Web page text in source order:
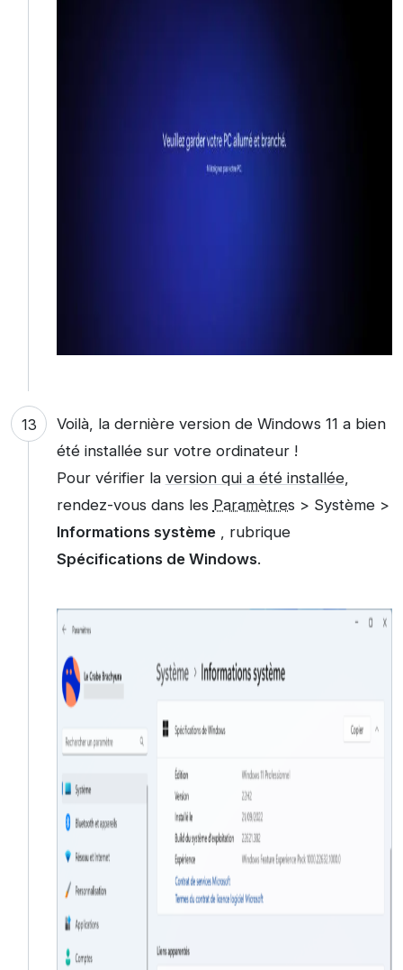
Voilà, la dernière version de Windows 11 a bien
été installée sur votre ordinateur !
Pour vérifier la version qui a été installée,
rendez-vous dans les Paramètres > Système >
Informations système, rubrique
Spécifications de Windows.